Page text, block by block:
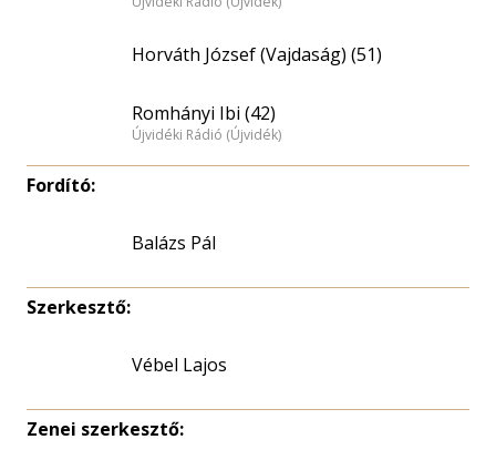
Horváth József (Vajdaság) (51)
Romhányi Ibi (42)
Újvidéki Rádió (Újvidék)
Fordító:
Balázs Pál
Szerkesztő:
Vébel Lajos
Zenei szerkesztő: